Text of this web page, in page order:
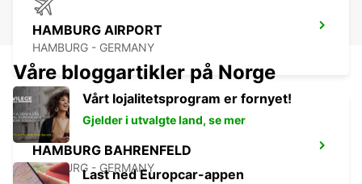
HAMBURG AIRPORT
HAMBURG - GERMANY
HAMBURG BAHRENFELD
HAMBURG - GERMANY
Våre bloggartikler på Norge
Vårt lojalitetsprogram er fornyet!
Gjelder i utvalgte land, se mer
Last ned Europcar-appen